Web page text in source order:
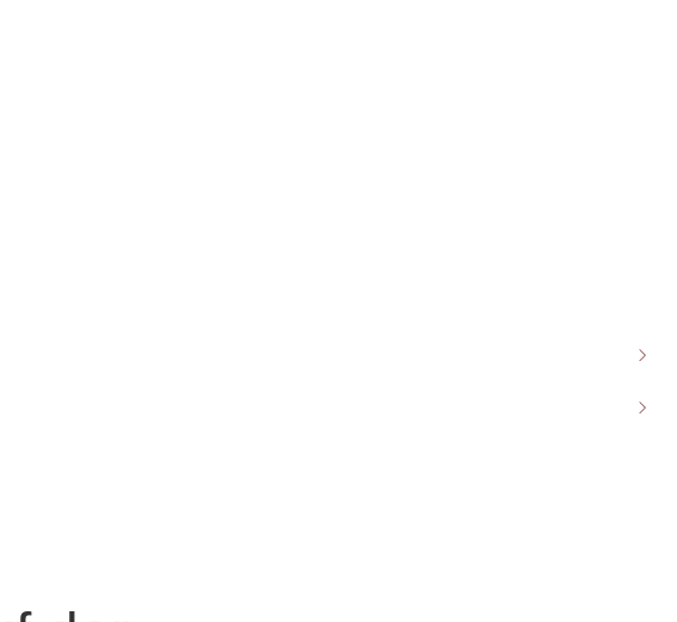
Wir würden uns sehr auf Ihren Besuch